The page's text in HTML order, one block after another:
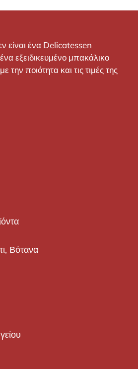
είναι ένα Delicatessen
εξειδικευμένο μπακάλικο
την ποιότητα και τις τιμές της
Βότανα